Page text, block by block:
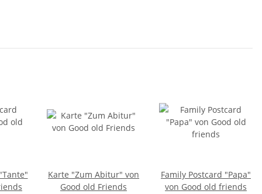
Karte "Zum Abitur" von
Good old Friends
Family Postcard "Papa"
von Good old friends